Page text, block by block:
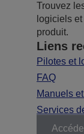
Trouvez
logiciels
produit.
Liens
Pilotes et
FAQ
Manuels
Services